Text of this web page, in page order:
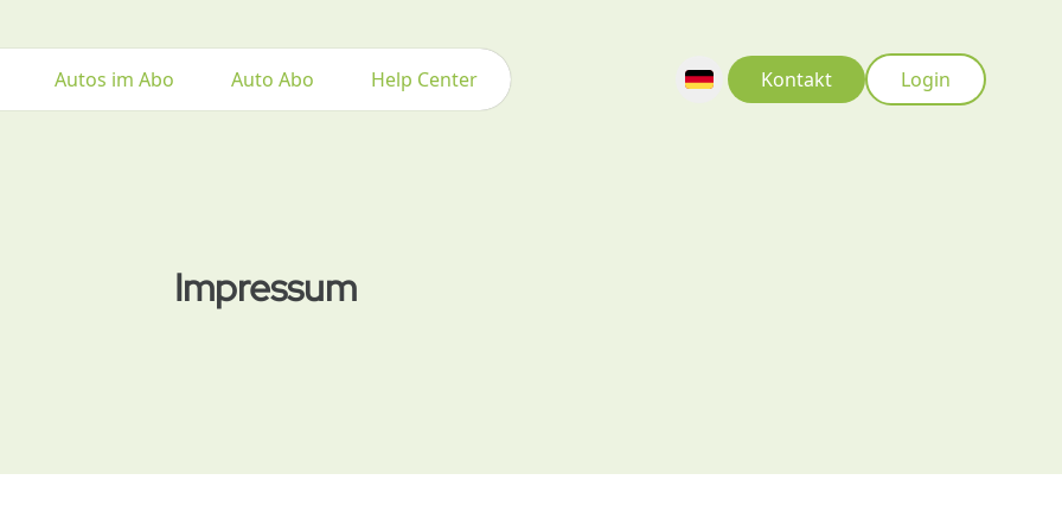
Autos im Abo Auto Abo Help Center Kontakt Login
Impressum